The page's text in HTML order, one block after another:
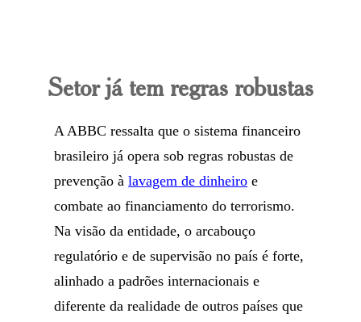
Setor já tem regras robustas
A ABBC ressalta que o sistema financeiro
brasileiro já opera sob regras robustas de
prevenção àlavagem de dinheiro e
combate ao financiamento do terrorismo.
Na visão da entidade, o arcabouço
regulatório e de supervisão no país é forte,
alinhado a padrões internacionais e
diferente da realidade de outros países que